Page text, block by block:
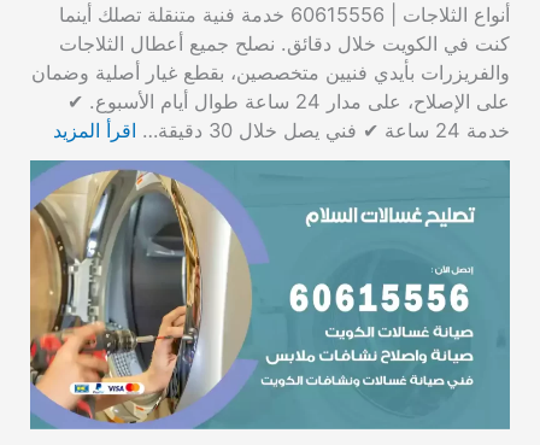
أنواع الثلاجات | 60615556 خدمة فنية متنقلة تصلك أينما
كنت في الكويت خلال دقائق. نصلح جميع أعطال الثلاجات
والفريزرات بأيدي فنيين متخصصين، بقطع غيار أصلية وضمان
على الإصلاح، على مدار 24 ساعة طوال أيام الأسبوع. ✔
خدمة 24 ساعة ✔ فني يصل خلال 30 دقيقة…
اقرأ المزيد